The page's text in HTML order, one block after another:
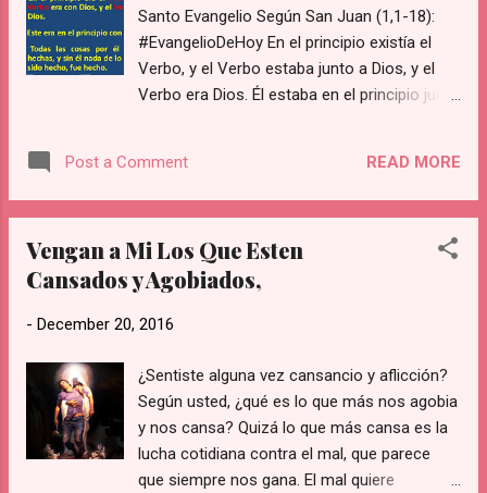
San Juan corrió junto a San Pedro para
constatarlo. Es ahí donde los dos “vieron y
creyeron”. Más adelante, cuando Jesús se
les apareció a orillas del lago de Galilea,
Señor contestó: “Si quiero que se quede
Santo Evangelio Según San Juan (1,1-18):
#EvangelioDeHoy En el principio existía el
Verbo, y el Verbo estaba junto a Dios, y el
Verbo era Dios. Él estaba en el principio junto
él estaba la vida, y la vida era la luz de los
hombres. Y la luz brilla en la tiniebla, y la
enviado por Dios, que se llamaba Juan: éste
venía como testigo, para dar testimonio de
él. No era él la luz, sino el que daba
verdadera, que alumbra a todo hombre,
viniendo al mundo. En el mundo estaba; el
mundo se hizo por medio de él, y el mundo
no lo conoció. Vino a su casa, y los suyos
no lo recibieron. Pero a cuantos lo
Post a Comment READ MORE
Vengan a Mi Los Que Esten
Cansados y Agobiados,
- December 20, 2016
¿Sentiste alguna vez cansancio y aflicción?
Según usted, ¿qué es lo que más nos agobia
y nos cansa? Quizá lo que más cansa es la
lucha cotidiana contra el mal, que parece
que siempre nos gana. El mal quiere